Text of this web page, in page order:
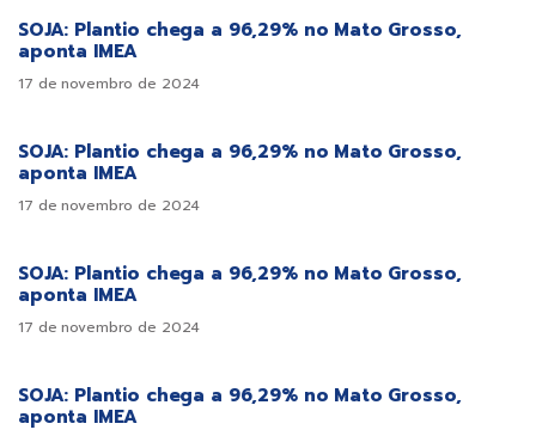
SOJA: Plantio chega a 96,29% no Mato Grosso,
aponta IMEA
17 de novembro de 2024
SOJA: Plantio chega a 96,29% no Mato Grosso,
aponta IMEA
17 de novembro de 2024
SOJA: Plantio chega a 96,29% no Mato Grosso,
aponta IMEA
17 de novembro de 2024
SOJA: Plantio chega a 96,29% no Mato Grosso,
aponta IMEA